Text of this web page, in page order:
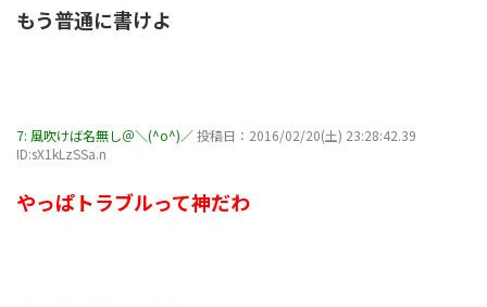
もう普通に書けよ
7: 風吹けば名無し＠＼(^o^)／投稿日：2016/02/20(土) 23:28:42.39
ID:sX1kLzSSa.n
やっぱトラブルって神だわ